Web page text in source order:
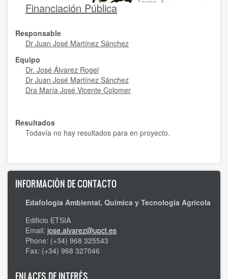
Financiación Pública
Responsable
Dr Juan José Martínez Sánchez
Equipo
Dr. José Álvarez Rogel
Dr Juan José Martínez Sánchez
Dra María José Vicente Colomer
Resultados
Todavía no hay resultados para en proyecto.
INFORMACIÓN DE CONTACTO
Edafología Ambiental, Química y Tecnología Agrícola
Edificio ETSIA
Email: jose.alvarez@upct.es
Phone: (+34) 968 325543
Fax: (+34) 968 327046
ENLACES DE INTERÉS